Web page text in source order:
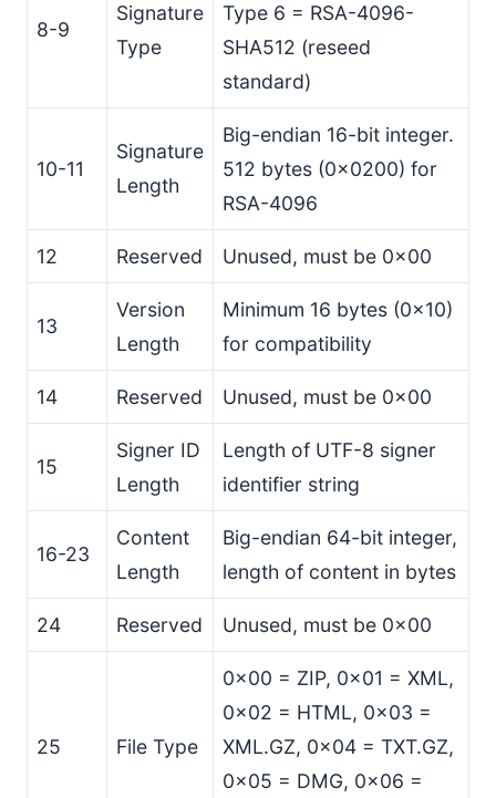
8-9
Signature
Type
Type 6 = RSA-4096-
SHA512 (reseed
standard)
10-11
Signature
Length
Big-endian 16-bit integer.
512 bytes (0x0200) for
RSA-4096
12 Reserved Unused, must be 0x00
13
Version
Length
Minimum 16 bytes (0x10)
for compatibility
14 Reserved Unused, must be 0x00
15
Signer ID
Length
Length of UTF-8 signer
identifier string
16-23
Content
Length
Big-endian 64-bit integer,
length of content in bytes
24 Reserved Unused, must be 0x00
25 File Type
0x00 = ZIP, 0x01 = XML,
0x02 = HTML, 0x03 =
XML.GZ, 0x04 = TXT.GZ,
0x05 = DMG, 0x06 =